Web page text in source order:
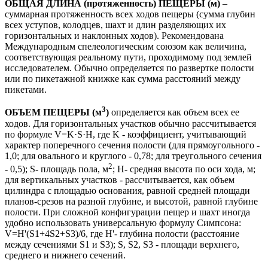
ОБЩАЯ ДЛИНА (протяженность) ПЕЩЕРЫ (м) –
суммарная протяженность всех ходов пещеры (сумма глубин
всех уступов, колодцев, шахт и длин разделяющих их
горизонтальных и наклонных ходов). Рекомендована
Международным спелеологическим союзом как величина,
соответствующая реальному пути, проходимому под землей
исследователем. Обычно определяется по развертке полости
или по пикетажной книжке как сумма расстояний между
пикетами.
ОБЪЕМ ПЕЩЕРЫ (м3) определяется как объем всех ее
ходов. Для горизонтальных участков обычно рассчитывается
по формуле V=K·S·Н, где K - коэффициент, учитывающий
характер поперечного сечения полости (для прямоугольного -
1,0; для овального и круглого - 0,78; для треугольного сечения
- 0,5); S- площадь пола, м2; H- средняя высота по оси хода, м;
для вертикальных участков - рассчитывается, как объем
цилиндра с площадью основания, равной средней площади
планов-срезов на разной глубине, и высотой, равной глубине
полости. При сложной конфигурации пещер и шахт иногда
удобно использовать универсальную формулу Симпсона:
V=Н'(S1+4S2+S3)/6, где H'- глубина полости (расстояние
между сечениями S1 и S3); S, S2, S3 - площади верхнего,
среднего и нижнего сечений.